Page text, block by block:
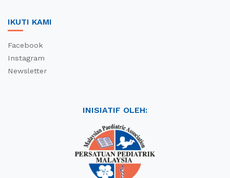
IKUTI KAMI
Facebook
Instagram
Newsletter
INISIATIF OLEH: